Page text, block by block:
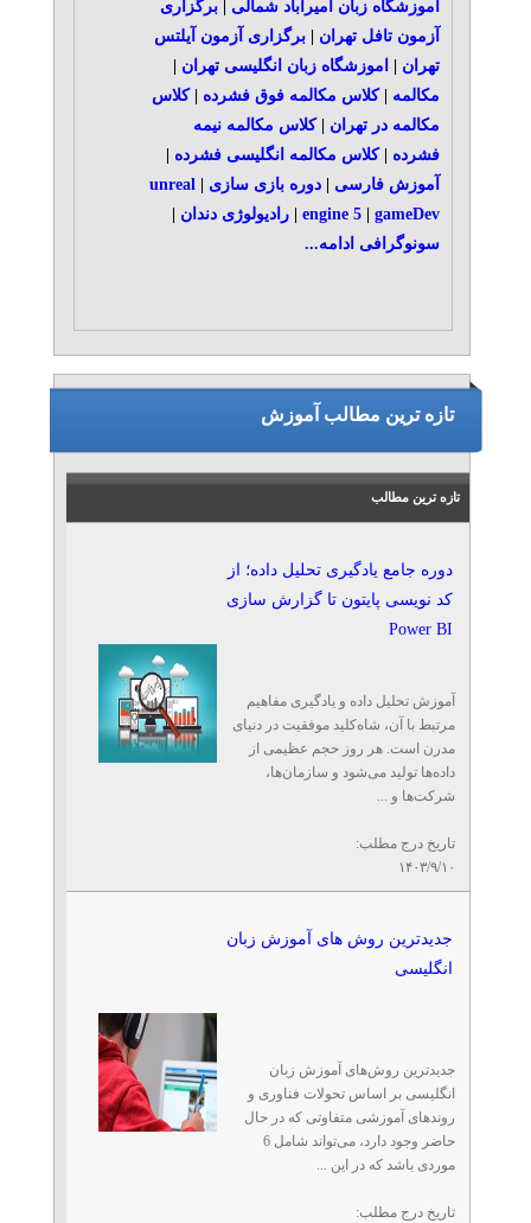
آموزشگاه زبان امیرآباد شمالی |برگزاری
آزمون تافل تهران |برگزاری آزمون آیلتس
تهران
اموزشگاه زبان انگلیسی تهران
مکالمه |کلاس مکالمه فوق فشرده |کلاس
مکالمه در تهران |کلاس مکالمه نیمه
فشرده |کلاس مکالمه انگلیسی فشرده
آموزش فارسی |دوره بازی سازی
unreal
engine 5| gameDev
|رادیولوژی دندان
سونوگرافی ادامه...
تازه ترین مطالب آموزش
تازه ترین مطالب
دوره جامع یادگیری تحلیل داده؛ از
کد نویسی پایتون تا گزارش سازی
Power BI
آموزش تحلیل داده و یادگیری مفاهیم
مرتبط با آن، شاه‌کلید موفقیت در دنیای
مدرن است. هر روز حجم عظیمی از
داده‌ها تولید می‌شود و سازمان‌ها،
شرکت‌ها و ...
تاریخ درج مطلب:
۱۴۰۳/۹/۱۰
جدیدترین روش های آموزش زبان
انگلیسی
جدیدترین روش‌های آموزش زبان
انگلیسی بر اساس تحولات فناوری و
روند‌های آموزشی متفاوتی که در حال
حاضر وجود دارد، می‌تواند شامل 6
موردی باشد که در این ...
تاریخ درج مطلب: